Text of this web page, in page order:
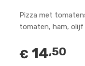
Pizza met
tomaten, ham, olijf
€ 14,50